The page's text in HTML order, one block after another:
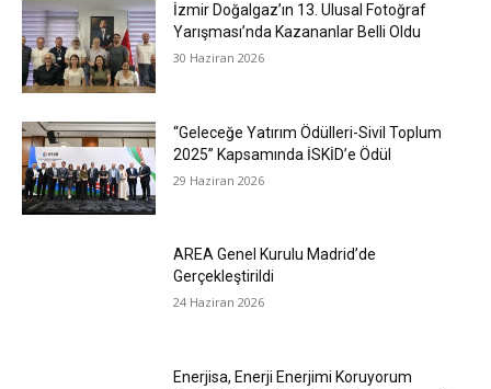
İzmir Doğalgaz’ın 13. Ulusal Fotoğraf
Yarışması’nda Kazananlar Belli Oldu
30 Haziran 2026
“Geleceğe Yatırım Ödülleri-Sivil Toplum
2025” Kapsamında İSKİD’e Ödül
29 Haziran 2026
AREA Genel Kurulu Madrid’de
Gerçekleştirildi
24 Haziran 2026
Enerjisa, Enerji Enerjimi Koruyorum